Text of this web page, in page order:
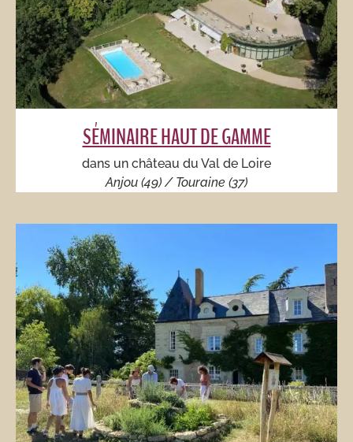
SÉMINAIRE HAUT DE GAMME
dans un château du Val de Loire
Anjou (49) / Touraine (37)